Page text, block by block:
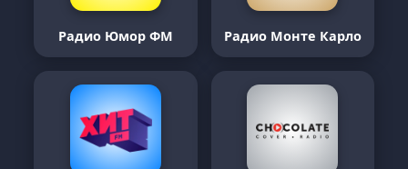
Радио Юмор ФМ Радио Монте Карло